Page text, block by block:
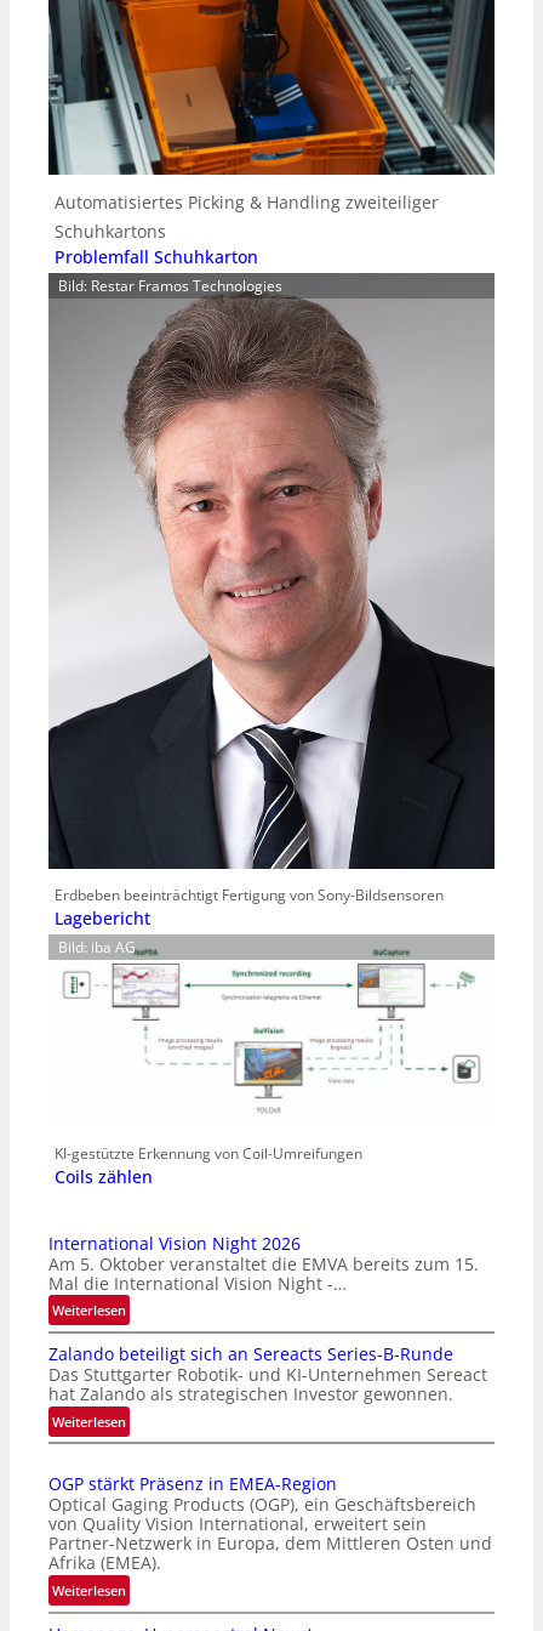
Automatisiertes Picking & Handling zweiteiliger
Schuhkartons
Problemfall Schuhkarton
Bild: Restar Framos Technologies
Erdbeben beeinträchtigt Fertigung von Sony-Bildsensoren
Lagebericht
Bild: iba AG
KI-gestützte Erkennung von Coil-Umreifungen
Coils zählen
International Vision Night 2026
Am 5. Oktober veranstaltet die EMVA bereits zum 15.
Mal die International Vision Night -…
Weiterlesen:
I
n
t
e
r
n
t
i
o
n
l
Zalando beteiligt sich an Sereacts Series-B-Runde
Das Stuttgarter Robotik- und KI-Unternehmen Sereact
hat Zalando als strategischen Investor gewonnen.
Weiterlesen:
Z
l
a
n
d
o
b
OGP stärkt Präsenz in EMEA-Region
Optical Gaging Products (OGP), ein Geschäftsbereich
von Quality Vision International, erweitert sein
Partner-Netzwerk in Europa, dem Mittleren Osten und
Afrika (EMEA).
Weiterlesen:
O